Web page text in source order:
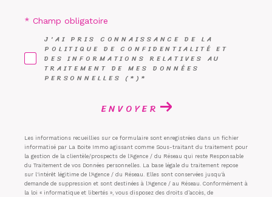
J'AI PRIS CONNAISSANCE DE LA
POLITIQUE DE CONFIDENTIALITÉ ET
DES INFORMATIONS RELATIVES AU
TRAITEMENT DE MES DONNÉES
PERSONNELLES (*)*
* Champ obligatoire
ENVOYER
Les informations recueillies sur ce formulaire sont enregistrées dans un fichier
informatisé par La Boite Immo agissant comme Sous-traitant du traitement pour
la gestion de la clientèle/prospects de l'Agence / du Réseau qui reste Responsable
du Traitement de vos Données personnelles. La base légale du traitement repose
sur l'intérêt légitime de l'Agence / du Réseau. Elles sont conservées jusqu'à
demande de suppression et sont destinées à l'Agence / au Réseau. Conformément à
la loi « informatique et libertés », vous disposez des droits d’accès, de